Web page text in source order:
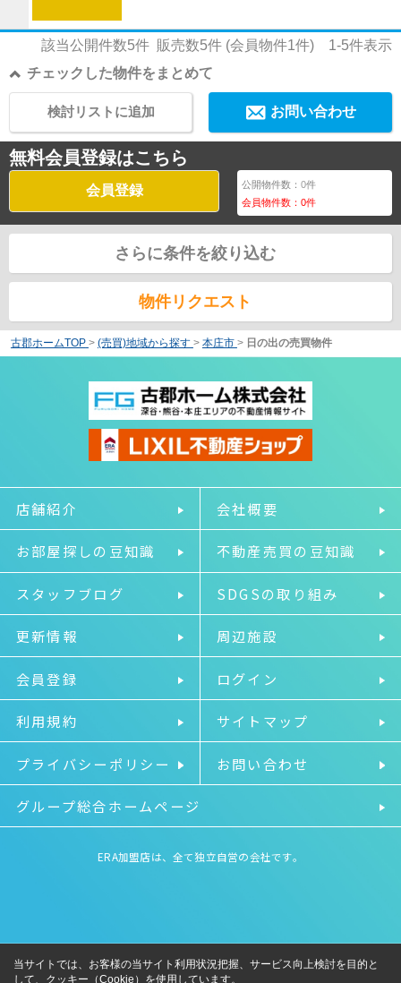
該当公開件数5件 販売数5件 (会員物件1件) 1-5件表示
チェックした物件をまとめて
お問い合わせ
検討リストに追加
無料会員登録はこちら
会員登録 公開物件数：0件
会員物件数：0件
さらに条件を絞り込む
物件リクエスト
古郡ホームTOP > (売買)地域から探す > 本庄市 > 日の出の売買物件
店舗紹介 会社概要
お部屋探しの豆知識 不動産売買の豆知識
スタッフブログ SDGSの取り組み
更新情報 周辺施設
会員登録 ログイン
利用規約 サイトマップ
プライバシーポリシー お問い合わせ
グループ総合ホームページ
ERA加盟店は、全て独立自営の会社です。
当サイトでは、お客様の当サイト利用状況把握、サービス向上検討を目的と
して、クッキー（Cookie）を使用しています。